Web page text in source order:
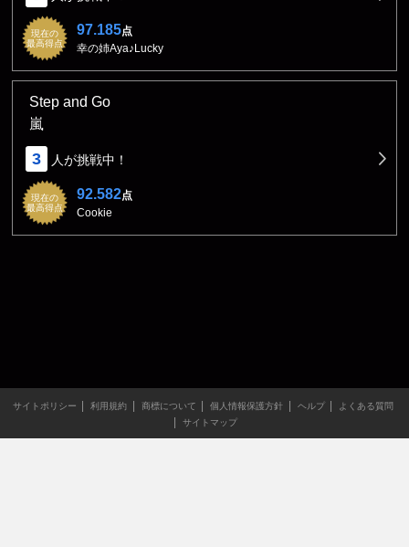
現在の
最高得点
97.185点
幸の姉Aya♪Lucky
Step and Go
嵐
3 人が挑戦中！
現在の
最高得点
92.582点
Cookie
サイトポリシー 利用規約 商標について 個人情報保護方針 ヘルプ
よくある質問
サイトマップ